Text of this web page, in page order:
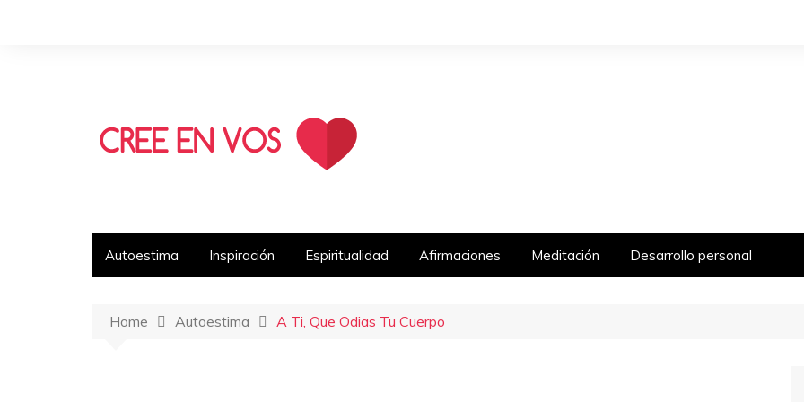
Autoestima Inspiración Espiritualidad Afirmaciones Meditación Desarrollo personal
Home Autoestima A Ti, Que Odias Tu Cuerpo